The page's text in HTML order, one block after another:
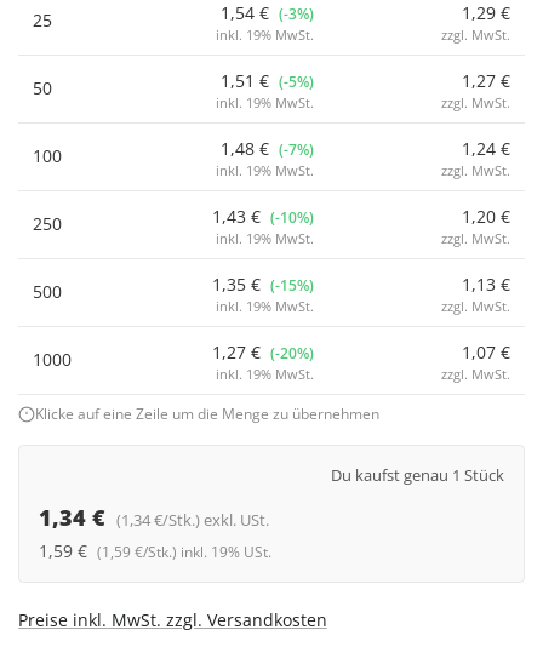
25 1,54 € (-3%)
inkl. 19% MwSt.
1,29 €
zzgl. MwSt.
50 1,51 € (-5%)
inkl. 19% MwSt.
1,27 €
zzgl. MwSt.
100 1,48 € (-7%)
inkl. 19% MwSt.
1,24 €
zzgl. MwSt.
250 1,43 € (-10%)
inkl. 19% MwSt.
1,20 €
zzgl. MwSt.
500 1,35 € (-15%)
inkl. 19% MwSt.
1,13 €
zzgl. MwSt.
1000 1,27 € (-20%)
inkl. 19% MwSt.
1,07 €
zzgl. MwSt.
Klicke auf eine Zeile um die Menge zu übernehmen
Du kaufst genau 1 Stück
1,34 € (1,34 €/Stk.) exkl. USt.
1,59 € (1,59 €/Stk.) inkl. 19% USt.
Preise inkl. MwSt. zzgl. Versandkosten